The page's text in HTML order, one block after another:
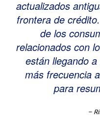
actualizados
frontera de
de los
relacionados con
están llegando
más frecuencia
para
–